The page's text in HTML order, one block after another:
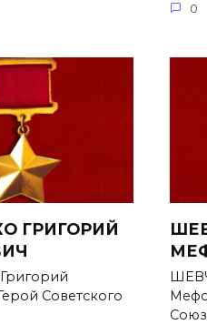
0
ГРИГОРИЙ
Советского